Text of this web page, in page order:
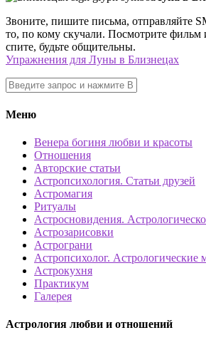
Звоните, пишите письма, отправляйте
то, по кому скучали. Посмотрите фильм
спите, будьте общительны.
Упражнения для Луны в Близнецах
Меню
Венера богиня любви и красоты
Отношения
Авторские статьи
Астропсихология. Статьи друзей
Астромагия
Ритуалы
Астросновидения.
Астрозарисовки
Астрограни
Астропсихолог.
Астрокухня
Практикум
Галерея
Астрология любви и отношений